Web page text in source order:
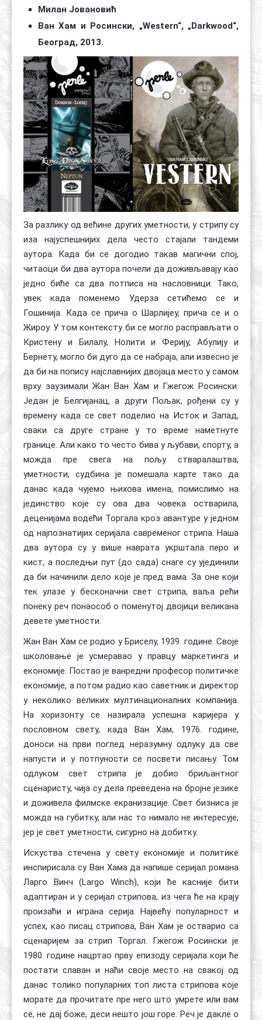
Милан Јовановић
Ван Хам и Росински, „Western“, „Darkwood“,
Београд, 2013.
За разлику од већине других уметности, у стрипу су
иза најуспешнијих дела често стајали тандеми
аутора. Када би се догодио такав магични спој,
читаоци би два аутора почели да доживљавају као
једно биће са два потписа на насловници. Тако,
увек када поменемо Удерза сетићемо се и
Гошинија. Када се прича о Шарлијеу, прича се и о
Жироу. У том контексту би се могло расправљати о
Кристену и Билалу, Нолити и Ферију, Абулију и
Бернету, могло би дуго да се набраја, али извесно је
да би на попису најславнијих двојаца место у самом
врху заузимали Жан Ван Хам и Гжегож Росински.
Један је Белгијанац, а други Пољак, рођени су у
времену када се свет поделио на Исток и Запад,
сваки са друге стране у то време наметнуте
границе. Али како то често бива у љубави, спорту, а
можда пре свега на пољу стваралаштва,
уметности, судбина је помешала карте тако да
данас када чујемо њихова имена, помислимо на
јединство које су ова два човека остварила,
деценијама водећи Торгала кроз авантуре у једном
од најпознатијих серијала савременог стрипа. Наша
два аутора су у више наврата укрштала перо и
кист, а последњи пут (до сада) снаге су ујединили
да би начинили дело које је пред вама. За оне који
тек улазе у бесконачни свет стрипа, ваља рећи
понеку реч понаособ о поменутој двојици великана
девете уметности.
Жан Ван Хам се родио у Бриселу, 1939. године. Своје
школовање је усмеравао у правцу маркетинга и
економије. Постао је ванредни професор политичке
економије, а потом радио као саветник и директор
у неколико великих мултинационалних компанија.
На хоризонту се назирала успешна каријера у
пословном свету, када Ван Хам, 1976. године,
доноси на први поглед неразумну одлуку да све
напусти и у потпуности се посвети писању. Том
одлуком свет стрипа је добио бриљантног
сценаристу, чија су дела преведена на бројне језике
и доживела филмске екранизације. Свет бизниса је
можда на губитку, али нас то нимало не интересује,
јер је свет уметности, сигурно на добитку.
Искуства стечена у свету економије и политике
инспирисала су Ван Хама да напише серијал романа
Ларго Винч (Largo Winch), који ће касније бити
адаптиран и у серијал стрипова, из чега ће на крају
произаћи и играна серија. Највећу популарност и
успех, као писац стрипова, Ван Хам је остварио са
сценаријем за стрип Торгал. Гжегож Росински је
1980. године нацртао прву епизоду серијала који ће
постати славан и наћи своје место на свакој од
данас толико популарних топ листа стрипова које
морате да прочитате пре него што умрете или вам
се, не дај боже, деси нешто још горе. Реч је дакле о